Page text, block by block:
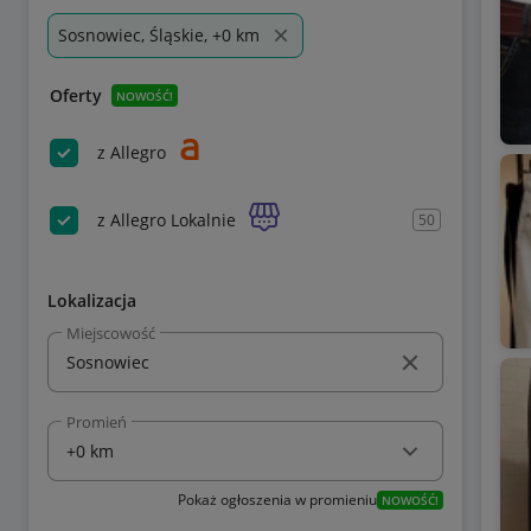
Sosnowiec, Śląskie, +0 km
Oferty NOWOŚĆ!
z Allegro
z Allegro Lokalnie 50
Lokalizacja
Miejscowość
Promień
Pokaż ogłoszenia w promieniu NOWOŚĆ!